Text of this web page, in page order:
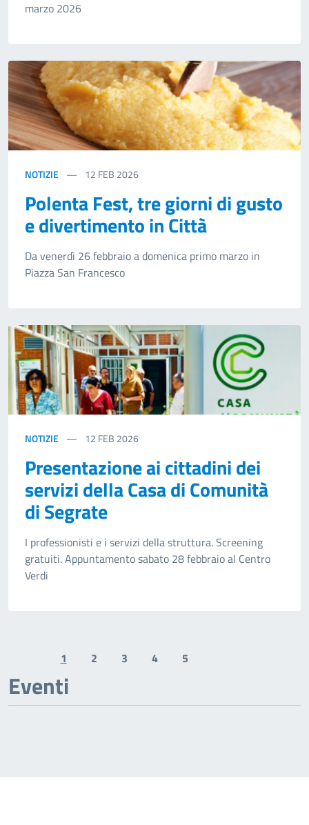
marzo 2026
NOTIZIE 12 FEB 2026
Polenta Fest, tre giorni di gusto
e divertimento in Città
Da venerdì 26 febbraio a domenica primo marzo in
Piazza San Francesco
NOTIZIE 12 FEB 2026
Presentazione ai cittadini dei
servizi della Casa di Comunità
di Segrate
I professionisti e i servizi della struttura. Screening
gratuiti. Appuntamento sabato 28 febbraio al Centro
Verdi
Previous page
1 2 3 4 5
Eventi